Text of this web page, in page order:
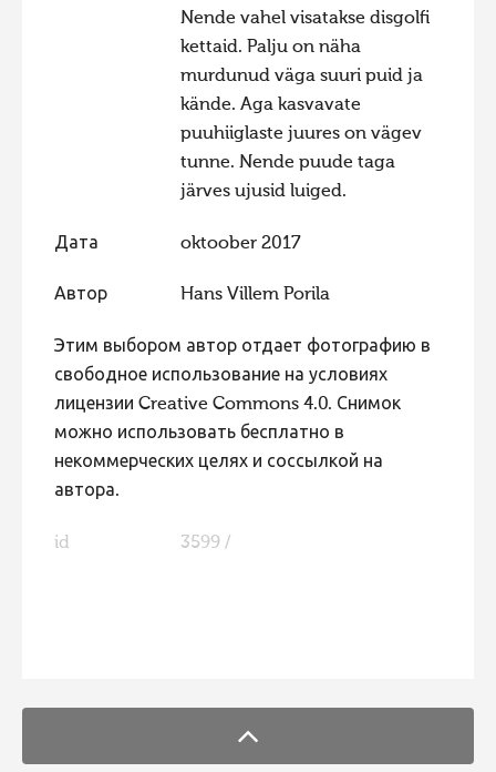
Фотоконкурс 2009
Фотоконкурс 2008
Nende vahel visatakse disgolfi
kettaid. Palju on näha
murdunud väga suuri puid ja
kände. Aga kasvavate
puuhiiglaste juures on vägev
tunne. Nende puude taga
järves ujusid luiged.
Дата oktoober 2017
Автор Hans Villem Porila
Этим выбором автор отдает фотографию в
свободное использование на условиях
лицензии Creative Commons 4.0. Снимок
можно использовать бесплатно в
некоммерческих целях и соссылкой на
автора.
id 3599 /